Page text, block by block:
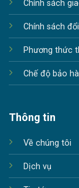
Chính sách
Chính sách
Phương thức
Chế độ bảo
Thông tin
Về chúng tôi
Dịch vụ